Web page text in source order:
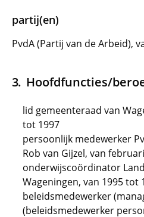
partij(en)
PvdA (Partij van de Arbeid),
Hoofdfuncties/
lid gemeenteraad van
tot 1997
persoonlijk medewerker
Rob van Gijzel, van
onderwijscoördinator
Wageningen, van 1995 tot
beleidsmedewerker
(beleidsmedewerker